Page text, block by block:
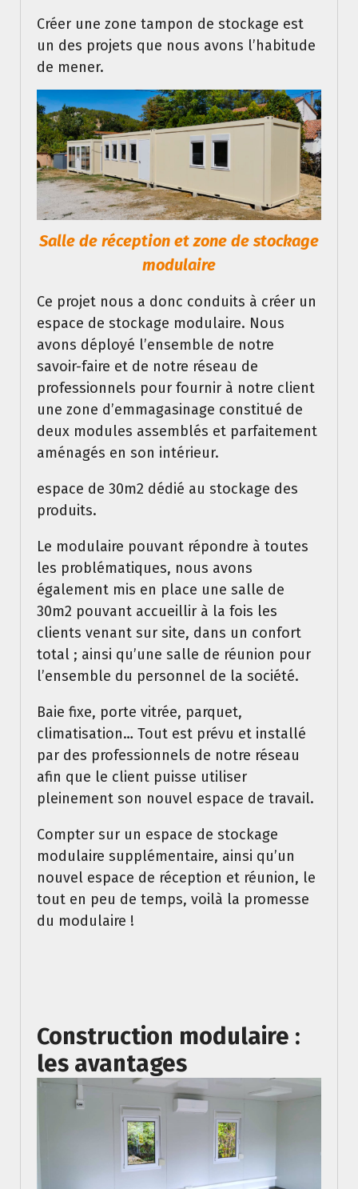
Créer une zone tampon de stockage est
un des projets que nous avons l’habitude
de mener.
Salle de réception et zone de stockage
modulaire
Ce projet nous a donc conduits à créer un
espace de stockage modulaire. Nous
avons déployé l’ensemble de notre
savoir-faire et de notre réseau de
professionnels pour fournir à notre client
une zone d’emmagasinage constitué de
deux modules assemblés et parfaitement
aménagés en son intérieur.
espace de 30m2 dédié au stockage des
produits.
Le modulaire pouvant répondre à toutes
les problématiques, nous avons
également mis en place une salle de
30m2 pouvant accueillir à la fois les
clients venant sur site, dans un confort
total ; ainsi qu’une salle de réunion pour
l’ensemble du personnel de la société.
Baie fixe, porte vitrée, parquet,
climatisation… Tout est prévu et installé
par des professionnels de notre réseau
afin que le client puisse utiliser
pleinement son nouvel espace de travail.
Compter sur un espace de stockage
modulaire supplémentaire, ainsi qu’un
nouvel espace de réception et réunion, le
tout en peu de temps, voilà la promesse
du modulaire !
Construction modulaire :
les avantages